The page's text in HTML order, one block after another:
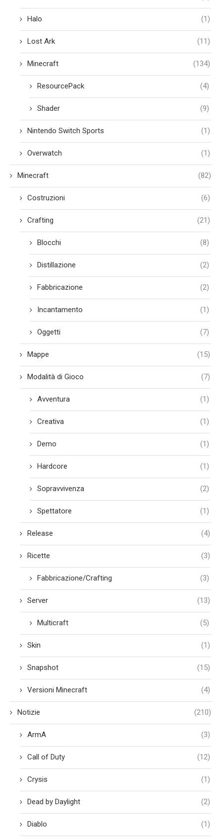
Halo (1)
Lost Ark (11)
Minecraft (134)
ResourcePack (4)
Shader (9)
Nintendo Switch Sports (1)
Overwatch (1)
Minecraft (82)
Costruzioni (6)
Crafting (21)
Blocchi (8)
Distillazione (2)
Fabbricazione (2)
Incantamento (1)
Oggetti (7)
Mappe (15)
Modalità di Gioco (7)
Avventura (1)
Creativa (1)
Demo (1)
Hardcore (1)
Sopravvivenza (2)
Spettatore (1)
Release (4)
Ricette (3)
Fabbricazione/Crafting (3)
Server (13)
Multicraft (5)
Skin (1)
Snapshot (15)
Versioni Minecraft (4)
Notizie (210)
ArmA (3)
Call of Duty (12)
Crysis (1)
Dead by Daylight (2)
Diablo (1)